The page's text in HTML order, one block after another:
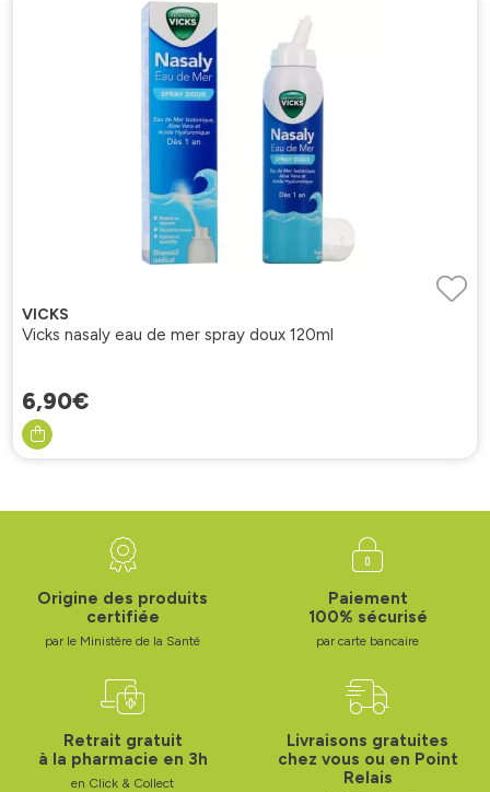
VICKS
Vicks nasaly eau de mer spray doux 120ml
6,90€
Origine des produits
certifiée
par le Ministère de la Santé
Paiement
100% sécurisé
par carte bancaire
Retrait gratuit
à la pharmacie en 3h
en Click & Collect
Livraisons gratuites
chez vous ou en Point
Relais